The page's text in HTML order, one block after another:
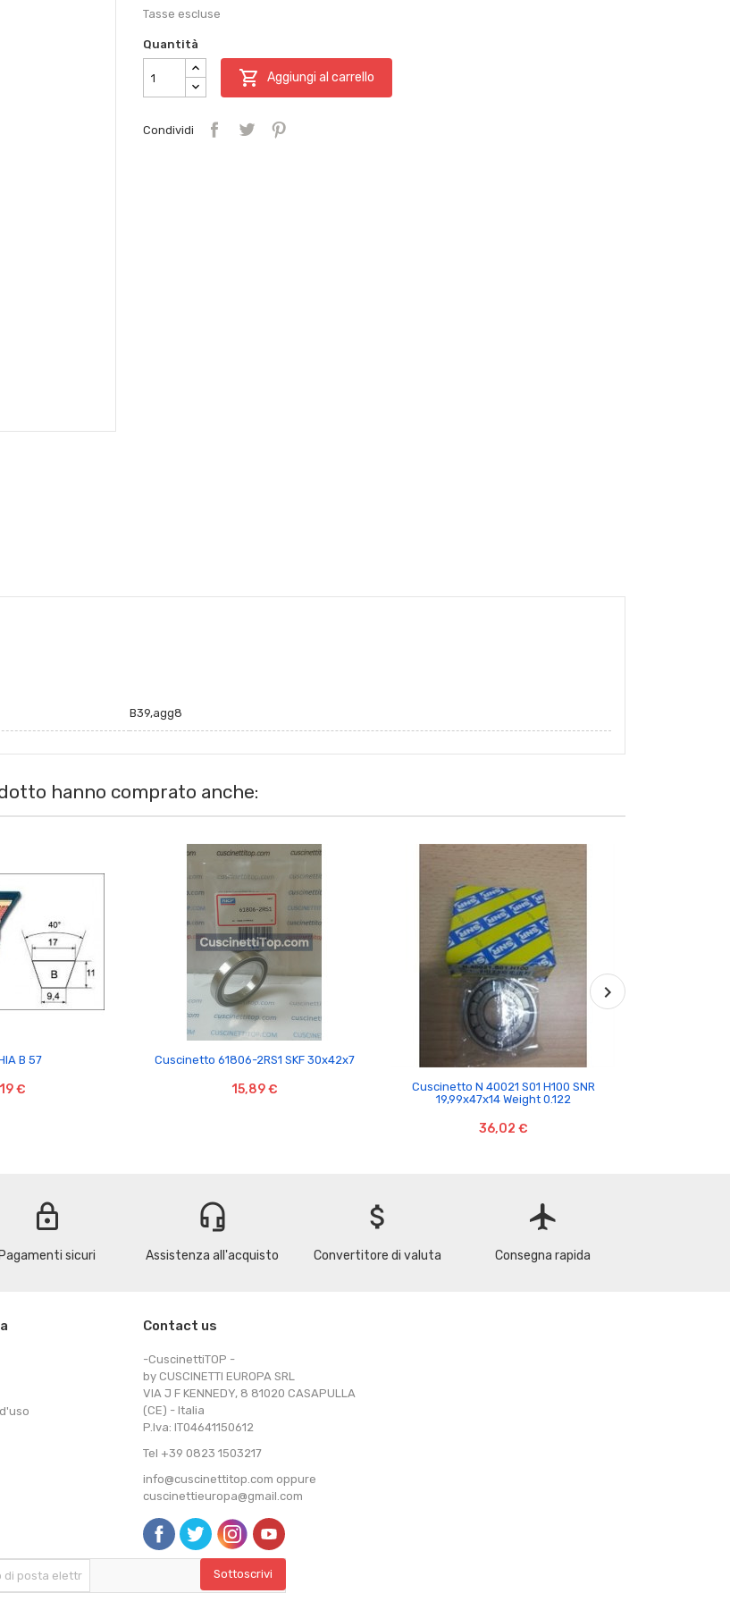
Tasse escluse
Quantità
 Aggiungi al carrello
Condividi
B39,agg8
hanno comprato anche:
B 57
€

Cuscinetto 61806-2RS1 SKF 30x42x7
15,89 € 
Cuscinetto N 40021 S01 H100 SNR
19,99x47x14 Weight 0.122
36,02 €
lock
Pagamenti sicuri
headset_mic
Assistenza all'acquisto
attach_money
Convertitore di valuta
flight
Consegna rapida
Contact us
-CuscinettiTOP -
by CUSCINETTI EUROPA SRL
VIA J F KENNEDY, 8 81020 CASAPULLA
(CE) - Italia
P.Iva: IT04641150612
Tel +39 0823 1503217
info@cuscinettitop.com oppure
cuscinettieuropa@gmail.com